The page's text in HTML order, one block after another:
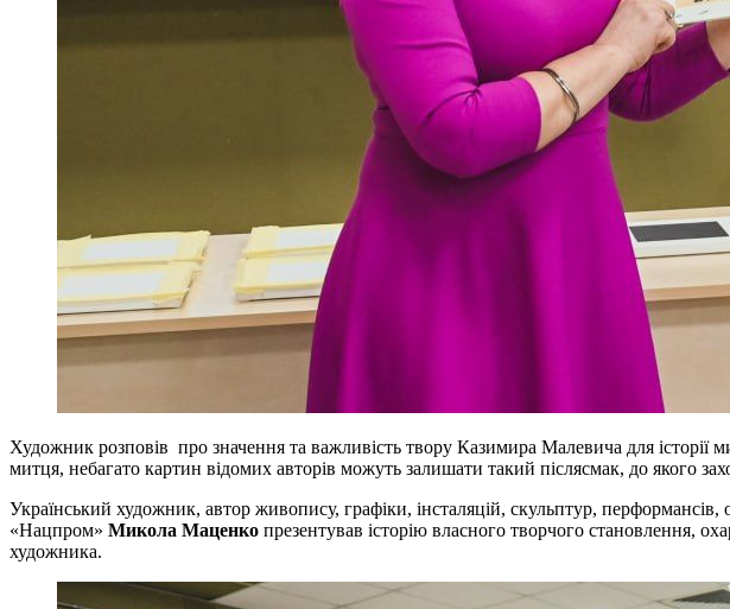
Художник розповів про значення та важливість твору Казимира Малевича для
митця, небагато картин відомих авторів можуть залишати такий післясмак, до якого
Український художник, автор живопису, графіки, інсталяцій, скульптур,
«Нацпром» Микола Маценко презентував історію власного творчого становлення,
художника.